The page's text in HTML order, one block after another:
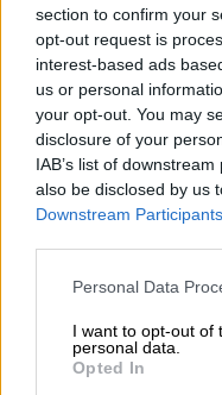
section to confirm your
opt-out request is
interest-based ads
us or personal
your opt-out. You may
disclosure of your
IAB’s list of
also be disclosed by us
Downstream Participants
Please note that this
not limited to your visit
grant or deny consent
use your data for below
Personal Data
I want to opt-out of
personal data.
Opted In